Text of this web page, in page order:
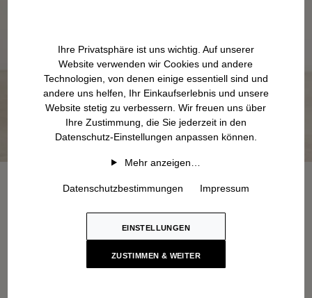
Ihre Privatsphäre ist uns wichtig. Auf unserer
Website verwenden wir Cookies und andere
Technologien, von denen einige essentiell sind und
andere uns helfen, Ihr Einkaufserlebnis und unsere
Website stetig zu verbessern. Wir freuen uns über
Ihre Zustimmung, die Sie jederzeit in den
Datenschutz-Einstellungen anpassen können.
Mehr anzeigen…
Datenschutzbestimmungen Impressum
EINSTELLUNGEN
ZUSTIMMEN & WEITER